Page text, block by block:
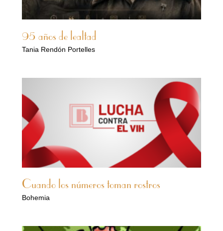
95 años de lealtad
Tania Rendón Portelles
Cuando los números toman rostros
Bohemia